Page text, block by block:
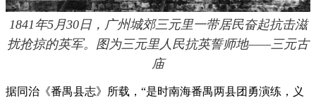
1841年5月30日，广州城郊三元里一带居民奋起抗击滋
扰抢掠的英军。图为三元里人民抗英誓师地——三元古
庙
据同治《番禺县志》所载，“是时南海番禺两县团勇演练，义